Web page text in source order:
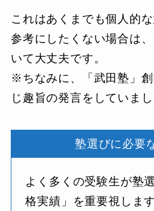
これはあくまでも個人的
参考にしたくない場合は
いて大丈夫です。
※ちなみに、「武田塾」
じ趣旨の発言をしていまし
塾選びに必要
よく多くの受験生が塾
格実績」を重要視しま